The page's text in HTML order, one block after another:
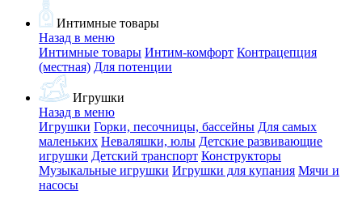
Интимные товары
Назад в меню
Интимные товары Интим-комфорт Контрацепция
(местная) Для потенции
Игрушки
Назад в меню
Игрушки Горки, песочницы, бассейны Для самых
маленьких Неваляшки, юлы Детские развивающие
игрушки Детский транспорт Конструкторы
Музыкальные игрушки Игрушки для купания Мячи и
насосы